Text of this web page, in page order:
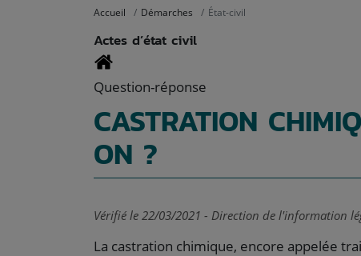
Accueil Démarches État-civil
Actes d’état civil
Question-réponse
CASTRATION
ON ?
Vérifié le 22/03/2021 - Direction de l'information
La castration chimique, encore appelée